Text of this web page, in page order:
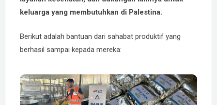
keluarga yang membutuhkan di Palestina.
Berikut adalah bantuan dari sahabat produktif yang
berhasil sampai kepada mereka: